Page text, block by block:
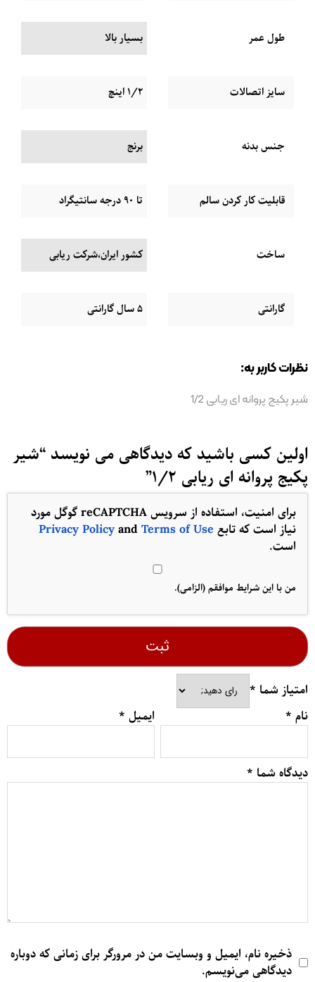
طول عمر بسیار بالا
سایز اتصالات 1/2 اینچ
جنس بدنه برنج
قابلیت کار کردن سالم تا 90 درجه سانتیگراد
ساخت کشور ایران،شرکت ریابی
گارانتی 5 سال گارانتی
نظرات کاربر به:
شیر پکیج پروانه ای ریابی 1/2
اولین کسی باشید که دیدگاهی می نویسد “شیر
پکیج پروانه ای ریابی 1/2”
امتیاز شما *
دیدگاه شما *
نام * ایمیل *
ذخیره نام، ایمیل و وبسایت من در مرورگر برای زمانی که دوباره
دیدگاهی می‌نویسم.
برای امنیت، استفاده از سرویس reCAPTCHA گوگل مورد
نیاز است که تابع
Privacy PolicyandTerms of Use
است.
من با این شرایط موافقم (الزامی).